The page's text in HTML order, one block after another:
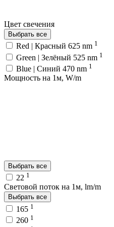
Цвет свечения
Выбрать все
Red | Красный 625 nm 1
Green | Зелёный 525 nm 1
Blue | Синий 470 nm 1
Мощность на 1м, W/m
Выбрать все
22 1
Световой поток на 1м, lm/m
Выбрать все
165 1
260 1